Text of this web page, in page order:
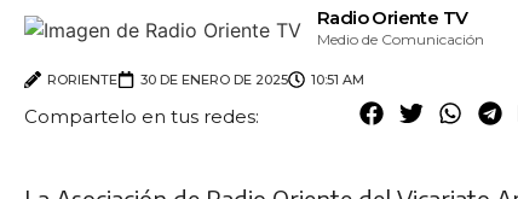
Radio Oriente TV
Medio de Comunicación
RORIENTE 30 DE ENERO DE 2025 10:51 AM
Compartelo en tus redes: